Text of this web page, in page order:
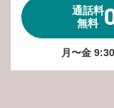
通話料
無料
月〜金